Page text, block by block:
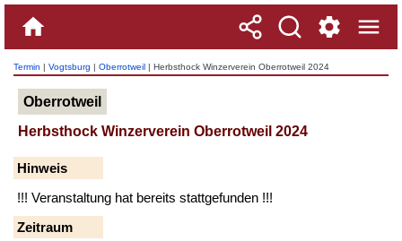
Termin | Vogtsburg | Oberrotweil | Herbsthock Winzerverein Oberrotweil 2024
Oberrotweil
Herbsthock Winzerverein Oberrotweil 2024
Hinweis
!!! Veranstaltung hat bereits stattgefunden !!!
Zeitraum